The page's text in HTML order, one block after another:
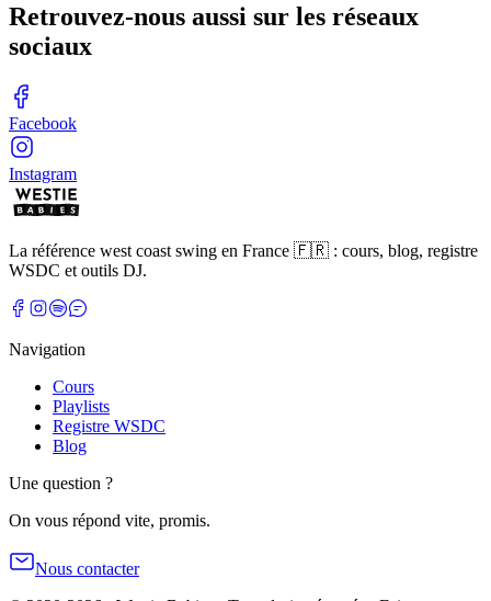
Retrouvez-nous aussi sur les réseaux
sociaux
Facebook
Instagram
La référence west coast swing en France 🇫🇷 : cours, blog, registre
WSDC et outils DJ.
Navigation
Cours
Playlists
Registre WSDC
Blog
Une question ?
On vous répond vite, promis.
Nous contacter